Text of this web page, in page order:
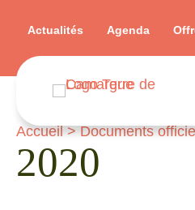
Actualités Agenda
Accueil>Documents
2020